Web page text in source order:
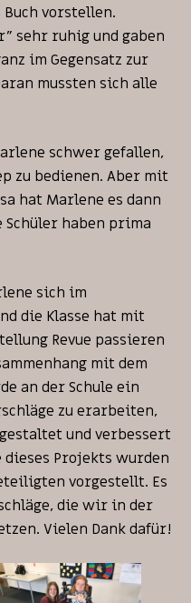
Buch vorstellen.
sehr ruhig und gaben
im Gegensatz zur
mussten sich alle
schwer gefallen,
zu bedienen. Aber mit
hat Marlene es dann
haben prima
sich im
die Klasse hat mit
Revue passieren
mit dem
an der Schule ein
zu erarbeiten,
und verbessert
dieses Projekts wurden
vorgestellt. Es
die wir in der
Vielen Dank dafür!